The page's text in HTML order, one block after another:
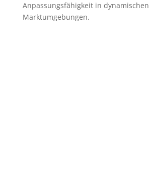
Anpassungsfähigkeit in dynamischen
Marktumgebungen.